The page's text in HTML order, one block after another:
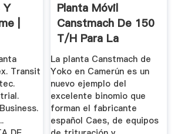
Y
|
Transit
Planta Móvil
Canstmach De 150
T/h Para La
Trituración ...
La planta Canstmach de
Yoko en Camerún es un
nuevo ejemplo del
excelente binomio que
forman el fabricante
español Caes, de equipos